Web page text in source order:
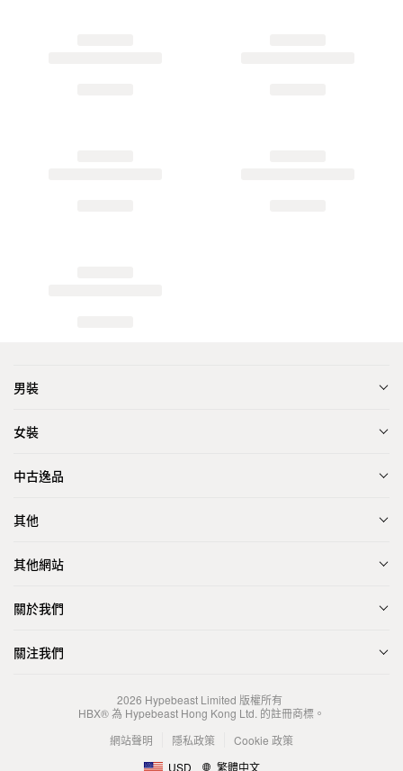
男裝
女裝
中古逸品
其他
其他網站
關於我們
關注我們
2026 Hypebeast Limited 版權所有
HBX® 為 Hypebeast Hong Kong Ltd. 的註冊商標。
網站聲明
隱私政策
Cookie 政策
USD
繁體中文